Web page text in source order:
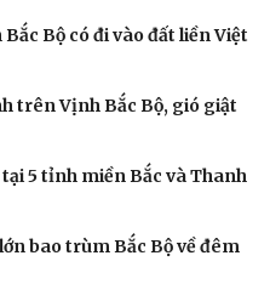
Bộ có đi vào đất liền Việt
trên Vịnh Bắc Bộ, gió giật
5 tỉnh miền Bắc và Thanh
bao trùm Bắc Bộ về đêm